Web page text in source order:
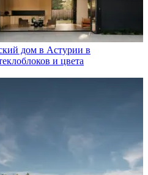
дом в Астурии в
и цвета